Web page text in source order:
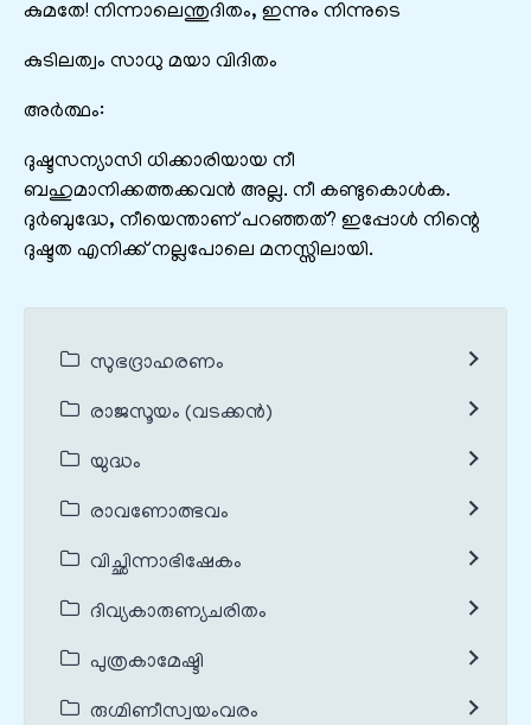
കുമതേ! നിന്നാലെന്തുദിതം, ഇന്നും നിന്നുടെ
കുടിലത്വം സാധു മയാ വിദിതം
അർത്ഥം:
ദുഷ്ടസന്യാസി ധിക്കാരിയായ നീ
ബഹുമാനിക്കത്തക്കവൻ അല്ല. നീ കണ്ടുകൊൾക.
ദുർബുദ്ധേ, നീയെന്താണ് പറഞ്ഞത്? ഇപ്പോൾ നിന്റെ
ദുഷ്ടത എനിക്ക് നല്ലപോലെ മനസ്സിലായി.
സുഭദ്രാഹരണം
രാജസൂയം (വടക്കൻ)
യുദ്ധം
രാവണോത്ഭവം
വിച്ഛിന്നാഭിഷേകം
ദിവ്യകാരുണ്യചരിതം
പുത്രകാമേഷ്ടി
രുഗ്മിണീസ്വയംവരം